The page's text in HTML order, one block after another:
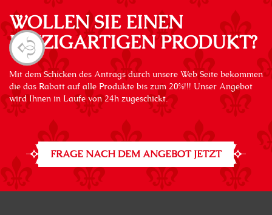
WOLLEN SIE EINEN
EINZIGARTIGEN PRODUKT?
Mit dem Schicken des Antrags durch unsere Web Seite bekommen
die das Rabatt auf alle Produkte bis zum 20%!!! Unser Angebot
wird Ihnen in Laufe von 24h zugeschickt.
FRAGE NACH DEM ANGEBOT JETZT